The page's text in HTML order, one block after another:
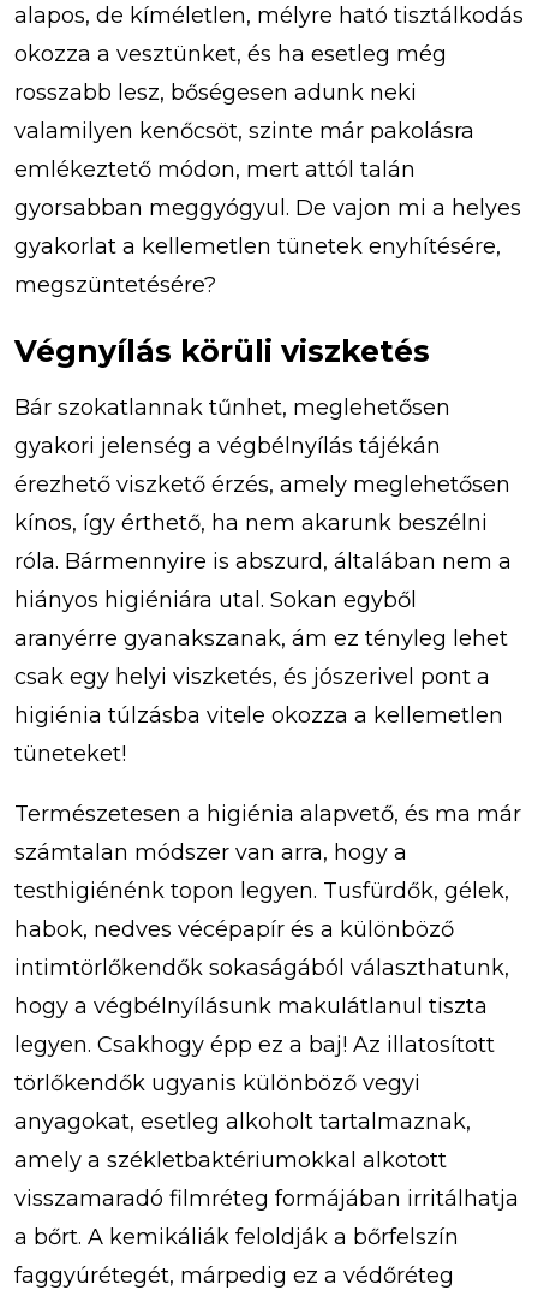
alapos, de kíméletlen, mélyre ható tisztálkodás
okozza a vesztünket, és ha esetleg még
rosszabb lesz, bőségesen adunk neki
valamilyen kenőcsöt, szinte már pakolásra
emlékeztető módon, mert attól talán
gyorsabban meggyógyul. De vajon mi a helyes
gyakorlat a kellemetlen tünetek enyhítésére,
megszüntetésére?
Végnyílás körüli viszketés
Bár szokatlannak tűnhet, meglehetősen
gyakori jelenség a végbélnyílás tájékán
érezhető viszkető érzés, amely meglehetősen
kínos, így érthető, ha nem akarunk beszélni
róla. Bármennyire is abszurd, általában nem a
hiányos higiéniára utal. Sokan egyből
aranyérre gyanakszanak, ám ez tényleg lehet
csak egy helyi viszketés, és jószerivel pont a
higiénia túlzásba vitele okozza a kellemetlen
tüneteket!
Természetesen a higiénia alapvető, és ma már
számtalan módszer van arra, hogy a
testhigiénénk topon legyen. Tusfürdők, gélek,
habok, nedves vécépapír és a különböző
intimtörlőkendők sokaságából választhatunk,
hogy a végbélnyílásunk makulátlanul tiszta
legyen. Csakhogy épp ez a baj! Az illatosított
törlőkendők ugyanis különböző vegyi
anyagokat, esetleg alkoholt tartalmaznak,
amely a székletbaktériumokkal alkotott
visszamaradó filmréteg formájában irritálhatja
a bőrt. A kemikáliák feloldják a bőrfelszín
faggyúrétegét, márpedig ez a védőréteg